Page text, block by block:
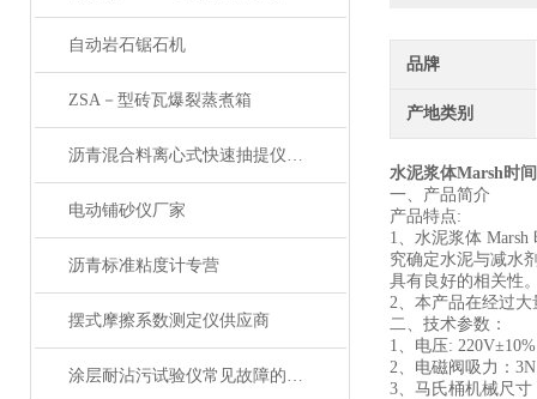
自动岩石锯石机
ZSA－型砖瓦爆裂蒸煮箱
沥青混合料离心式快速抽提仪批发信息
电动铺砂仪厂家
沥青标准粘度计专营
摆式摩擦系数测定仪供应商
涂层耐沾污试验仪常见故障的快速诊断与精准解决方法分享
品牌
产地类别
水泥浆体Marsh时
一、 产品简介
产品特点:
1、水泥浆体
究确定水泥与减水
具有良好的相关性
2、本产品在经过
二、技术参数：
1、电压: 220V±10%
2、电磁阀吸力 ： 3N
3、马氏桶机械尺寸